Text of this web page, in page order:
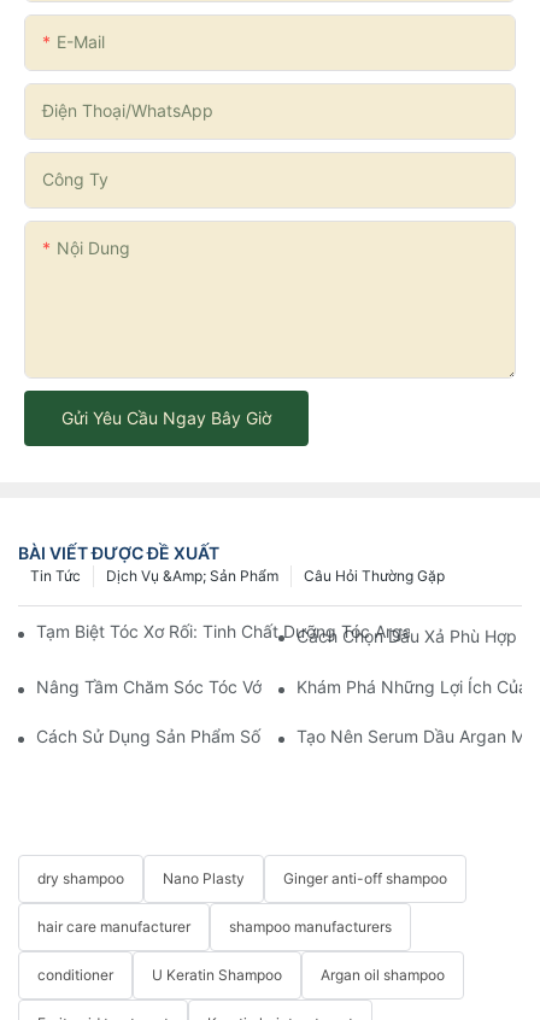
E-Mail
Điện Thoại/WhatsApp
Công Ty
Nội Dung
Gửi Yêu Cầu Ngay Bây Giờ
BÀI VIẾT ĐƯỢC ĐỀ XUẤT
Câu Hỏi Thường Gặp
Dịch Vụ &amp; Sản Phẩm
Tin Tức
Tạm Biệt Tóc Xơ Rối: Tinh Chất Dưỡng Tóc Argan Oil Cho Mái
Cách Chọn Dầu Xả Phù Hợp
Nâng Tầm Chăm Sóc Tóc Với YOGI: Dầu Gội Không Chứa
Khám Phá Những Lợi Ích Của
Cách Sử Dụng Sản Phẩm Số 9 Để Phục Hồi Tóc Hư Tổn? -
Tạo Nên Serum Dầu Argan
dry shampoo Nano Plasty Ginger anti-off shampoo
hair care manufacturer shampoo manufacturers
conditioner U Keratin Shampoo Argan oil shampoo